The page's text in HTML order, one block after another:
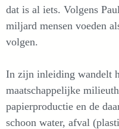
dat is al iets. Volgens
miljard mensen voeden
volgen.
In zijn inleiding wandelt
maatschappelijke
papierproductie en de
schoon water, afval